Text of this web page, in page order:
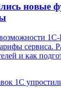
новые
1С-
сервиса.
и как